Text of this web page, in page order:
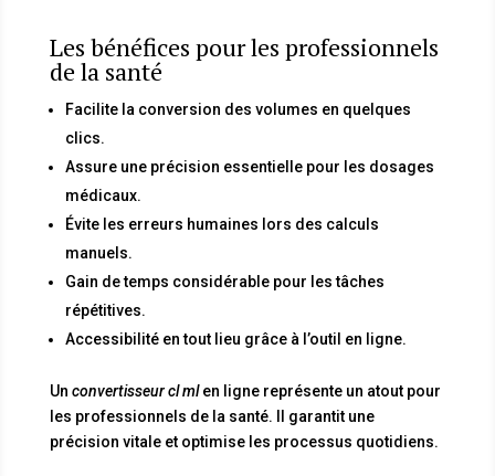
Les bénéfices pour les professionnels
de la santé
Facilite la conversion des volumes en quelques
clics.
Assure une précision essentielle pour les dosages
médicaux.
Évite les erreurs humaines lors des calculs
manuels.
Gain de temps considérable pour les tâches
répétitives.
Accessibilité en tout lieu grâce à l’outil en ligne.
Un convertisseur cl mlen ligne représente un atout pour
les professionnels de la santé. Il garantit une
précision vitale et optimise les processus quotidiens.